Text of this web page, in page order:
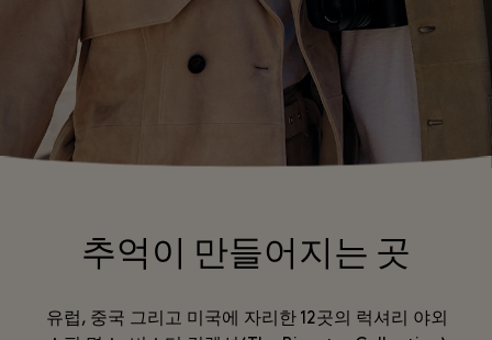
추억이 만들어지는 곳
유럽, 중국 그리고 미국에 자리한 12곳의 럭셔리 야외